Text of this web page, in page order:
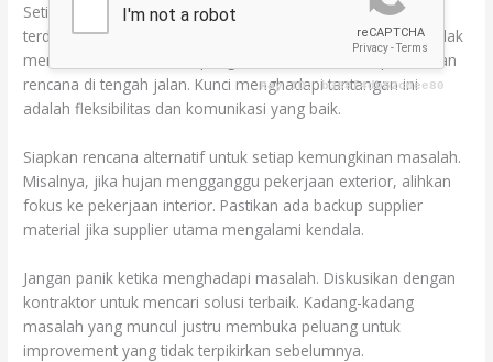
Setiap proyek renovasi pasti menghadapi tantangan tak
terduga. Di Jember, tantangan umum meliputi cuaca yang tidak
menentu, keterlambatan pengiriman material, dan perubahan
rencana di tengah jalan. Kunci menghadapi tantangan ini
adalah fleksibilitas dan komunikasi yang baik.
Siapkan rencana alternatif untuk setiap kemungkinan masalah.
Misalnya, jika hujan mengganggu pekerjaan exterior, alihkan
fokus ke pekerjaan interior. Pastikan ada backup supplier
material jika supplier utama mengalami kendala.
Jangan panik ketika menghadapi masalah. Diskusikan dengan
kontraktor untuk mencari solusi terbaik. Kadang-kadang
masalah yang muncul justru membuka peluang untuk
improvement yang tidak terpikirkan sebelumnya.